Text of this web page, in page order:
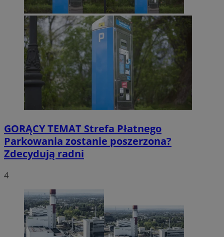
GORĄCY TEMAT Strefa Płatnego
Parkowania zostanie poszerzona?
Zdecydują radni
4